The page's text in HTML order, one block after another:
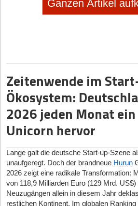
Nach der Hauptursache für die Angst vor
sieht immerhin ein knappes Viertel der
schwerwiegendes Problem und Ursache
Insolvenz.
Da die steigenden Kosten auch auf die
Kund*innen drücken, ist eine Weitergabe
Verbrauchenden für diese Unternehmen
Konsumzurückhaltung und sogar den
Einkaufsverhalten in den vergangenen
Welche Schritte unternehmen
das Geschäft am Laufen zu halten?
Ganzen Artikel
Zeitenwende im
Ökosystem:
2026 jeden Monat
Unicorn hervor
Lange galt die deutsche Start-up-Szene
unaufgeregt. Doch der brandneue Hurun
2026 zeigt eine radikale Transformation:
von 118,9 Milliarden Euro (129 Mrd.
Neuzugängen allein in diesem Jahr
restlichen Kontinent. Im globalen Ranking